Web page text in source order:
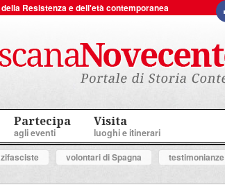
Resistenza e dell'età contemporanea
Partecipa
agli eventi
Visita
luoghi e itinerari
volontari di Spagna testimonianze